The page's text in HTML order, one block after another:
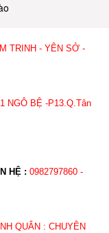
TRINH - YÊN SỞ -
NGÔ BỆ -P13.Q.Tân
HỆ : 0982797860 -
QUÂN : CHUYÊN